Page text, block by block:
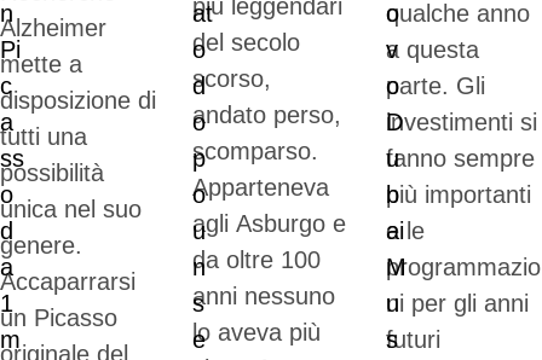
Alzheimer
mette a
disposizione di
tutti una
possibilità
unica nel suo
genere.
Accaparrarsi
un Picasso
originale del
più leggendari
del secolo
scorso,
andato perso,
scomparso.
Apparteneva
agli Asburgo e
da oltre 100
anni nessuno
lo aveva più
qualche anno
a questa
parte. Gli
investimenti si
fanno sempre
più importanti
e le
programmazio
ni per gli anni
futuri